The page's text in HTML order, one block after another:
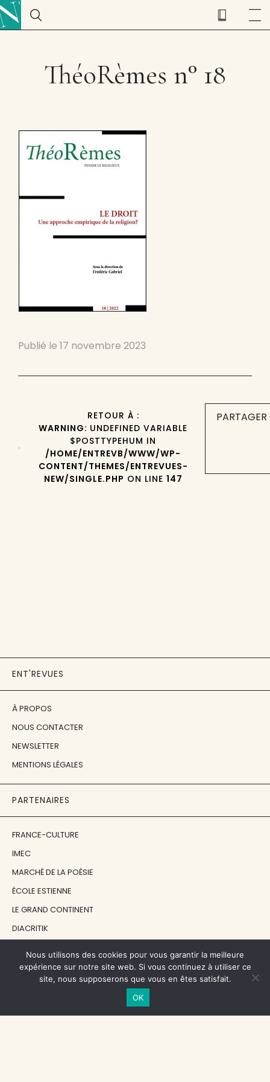
ThéoRèmes n° 18
Publié le 17 novembre 2023
RETOUR À :
WARNING: UNDEFINED VARIABLE
$POSTTYPEHUM IN
/HOME/ENTREVB/WWW/WP-
CONTENT/THEMES/ENTREVUES-
NEW/SINGLE.PHP ON LINE 147
ENT'REVUES
À PROPOS
NOUS CONTACTER
NEWSLETTER
MENTIONS LÉGALES
PARTENAIRES
FRANCE-CULTURE
IMEC
MARCHÉ DE LA POÉSIE
ÉCOLE ESTIENNE
LE GRAND CONTINENT
DIACRITIK
NOS SOUTIENS
CENTRE NATIONAL DU LIVRE
Nous utilisons des cookies pour vous garantir la meilleure
expérience sur notre site web. Si vous continuez à utiliser ce
site, nous supposerons que vous en êtes satisfait.
OK